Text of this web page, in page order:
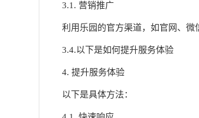
3.1. 营销推广
利用乐园的官方渠道，如官网、微
3.4.以下是如何提升服务体验
4. 提升服务体验
以下是具体方法：